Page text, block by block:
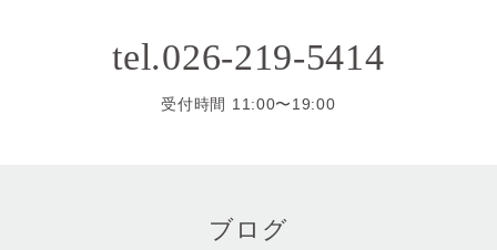
tel.026-219-5414
受付時間 11:00〜19:00
ブログ